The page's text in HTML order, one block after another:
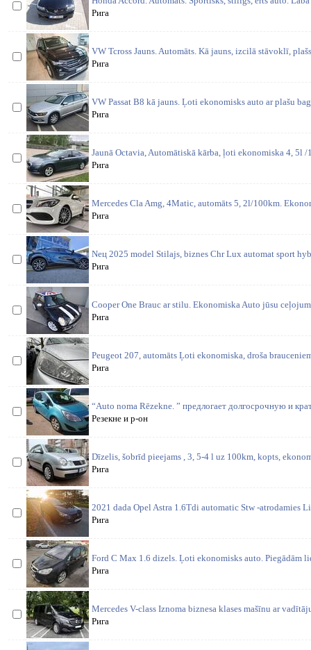
Рига
VW Tcross Jauns. Automāts. Kā jauns, izcilā stāvoklī,
Рига
VW Passat B8 kā jauns. Ļoti ekonomisks auto ar plašu
Рига
Jaunā Octavia, Automātiskā kārba, ļoti ekonomiska 4, 5l
Рига
Mercedes Cla Amg, 4Matic, automāts 5, 2l/100km.
Рига
Neц 2025 model Stilajs, biznes Chr Lux automat sport
Рига
Cooper One Brauc ar stilu. Ekonomiska Auto jūsu
Рига
Peugeot 207, automāts Ļoti ekonomiska, droša
Рига
“Auto noma Rēzekne. ” предлогает долгосрочную и
Резекне и р-он
Dīzelis, šobrīd pieejams , 3, 5-4 l uz 100km, kopts,
Рига
2021 dada Opel Astra 1.6Tdi automatic Stw -atrodamies
Рига
Ford C Max 1.6 dizels. Ļoti ekonomisks auto. Piegādām
Рига
Mercedes V-class Iznoma biznesa klases mašīnu ar
Рига